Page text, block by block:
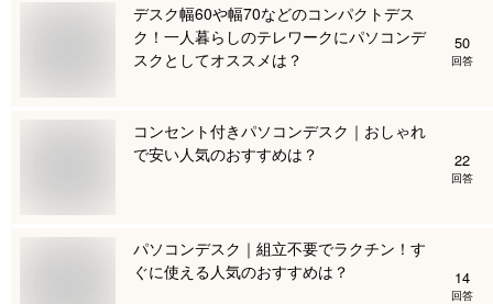
デスク幅60や幅70などのコンパクトデス
ク！一人暮らしのテレワークにパソコンデ
スクとしてオススメは？
50
回答
コンセント付きパソコンデスク｜おしゃれ
で安い人気のおすすめは？
22
回答
パソコンデスク｜組立不要でラクチン！す
ぐに使える人気のおすすめは？
14
回答